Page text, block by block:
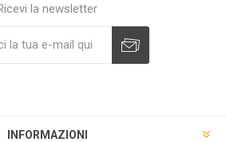
la newsletter
INFORMAZIONI